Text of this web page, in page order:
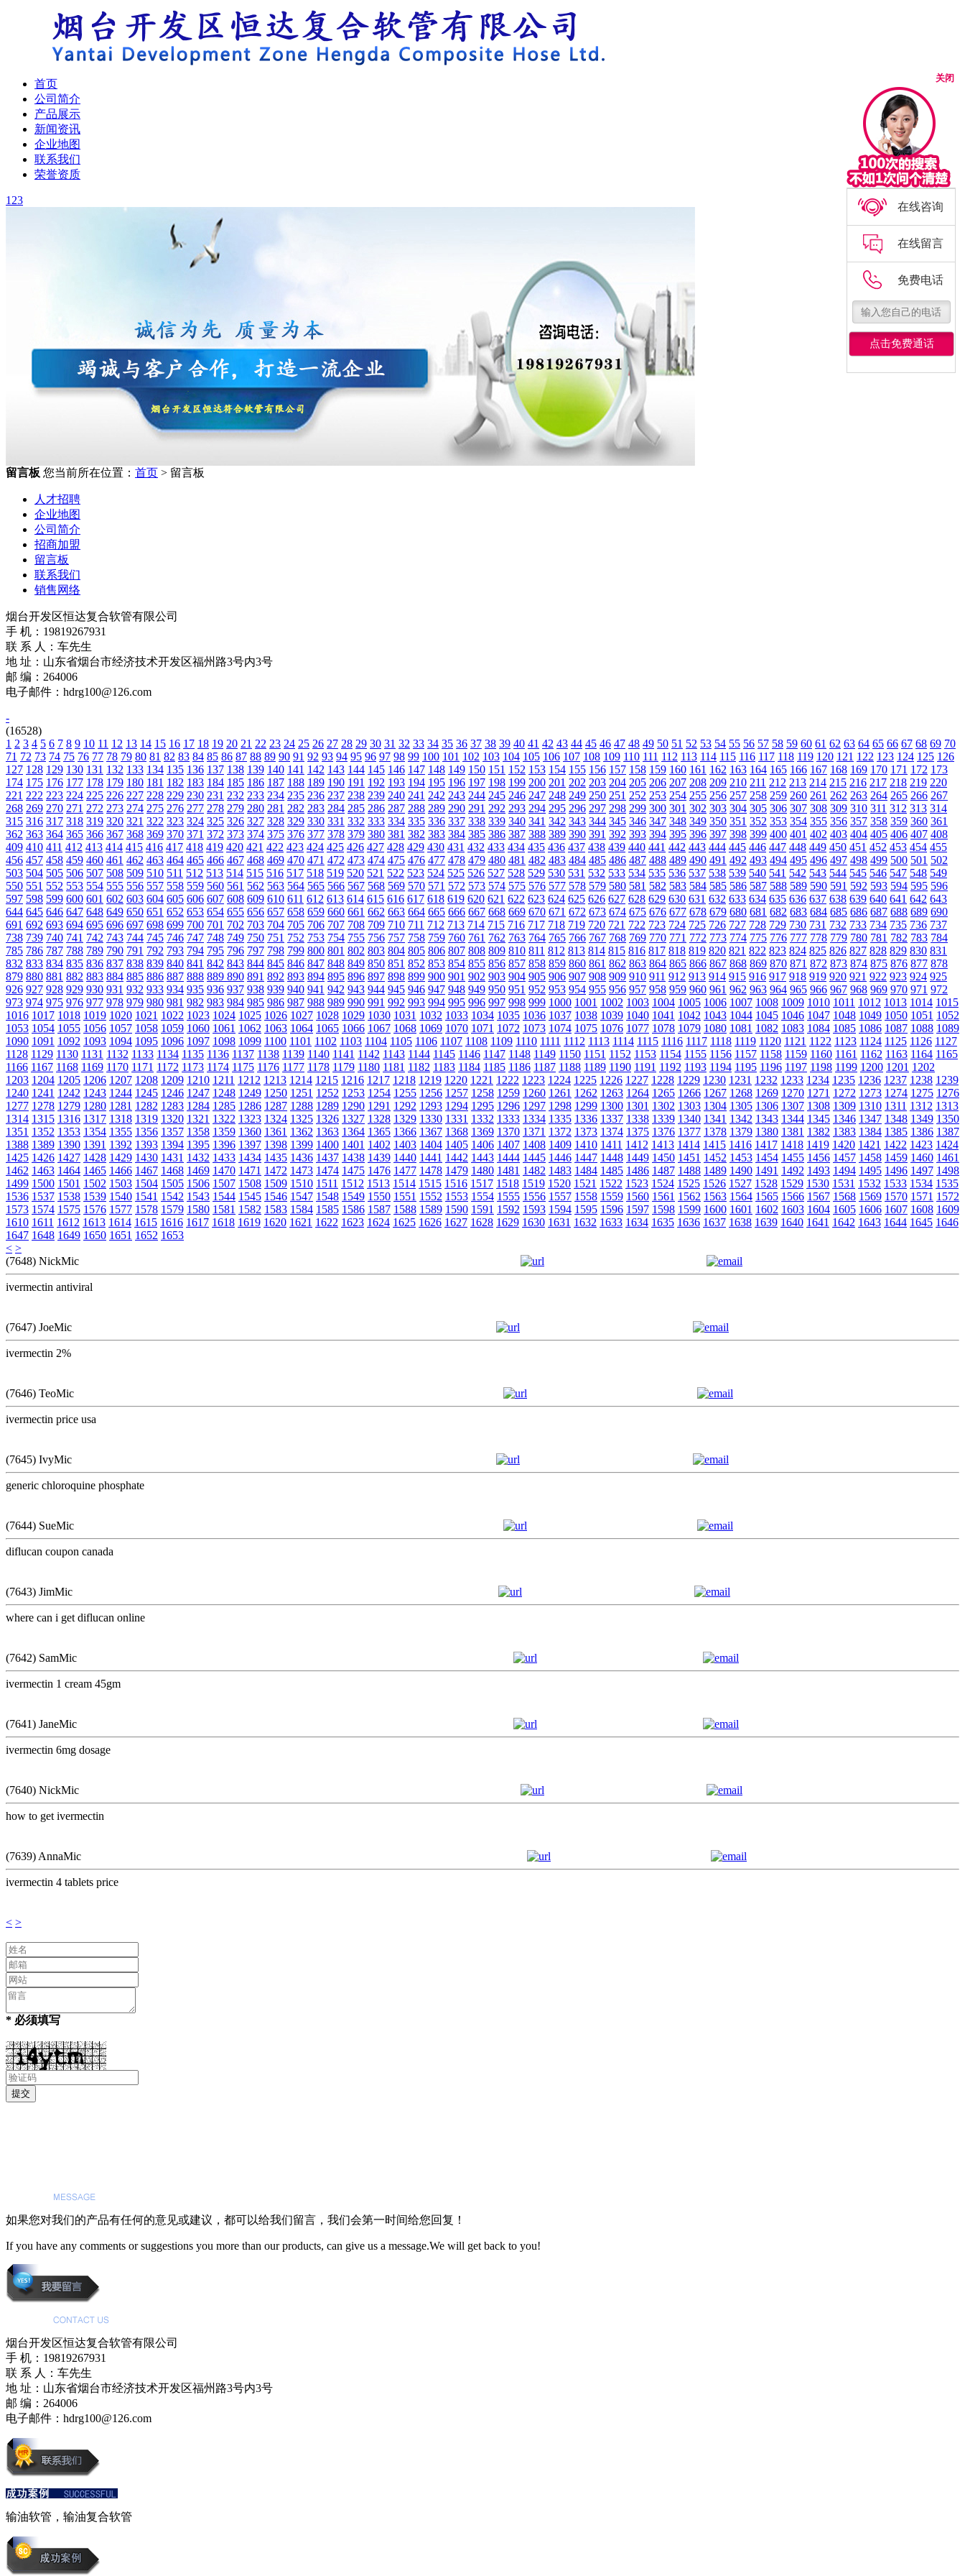
首页
公司简介
产品展示
新闻资讯
企业地图
联系我们
荣誉资质
1 23
留言板 您当前所在位置： 首页 > 留言板
人才招聘
企业地图
公司简介
招商加盟
留言板
联系我们
销售网络
烟台开发区恒达复合软管有限公司
手 机：19819267931
联 系 人：车先生
地 址：山东省烟台市经济技术开发区福州路3号内3号
邮 编：264006
电子邮件：hdrg100@126.com
-
(16528)
1 2 3 4 5 6 7 8 9 10 11 12 13 14 15 16 17 18 19 20 21 22 23 24 25 26 27 28 29 30 31 32 33 34 35 36 37 38 39 40 41 42 43 44 45 46 47 48 49 50 51 52 53 54 55 56 57 58 59 60 61 62 63 64 65 66 67 68 69 70
71 72 73 74 75 76 77 78 79 80 81 82 83 84 85 86 87 88 89 90 91 92 93 94 95 96 97 98 99 100 101 102 103 104 105 106 107 108 109 110 111 112 113 114 115 116 117 118 119 120 121 122 123 124 125 126
127 128 129 130 131 132 133 134 135 136 137 138 139 140 141 142 143 144 145 146 147 148 149 150 151 152 153 154 155 156 157 158 159 160 161 162 163 164 165 166 167 168 169 170 171 172 173
174 175 176 177 178 179 180 181 182 183 184 185 186 187 188 189 190 191 192 193 194 195 196 197 198 199 200 201 202 203 204 205 206 207 208 209 210 211 212 213 214 215 216 217 218 219 220
221 222 223 224 225 226 227 228 229 230 231 232 233 234 235 236 237 238 239 240 241 242 243 244 245 246 247 248 249 250 251 252 253 254 255 256 257 258 259 260 261 262 263 264 265 266 267
268 269 270 271 272 273 274 275 276 277 278 279 280 281 282 283 284 285 286 287 288 289 290 291 292 293 294 295 296 297 298 299 300 301 302 303 304 305 306 307 308 309 310 311 312 313 314
315 316 317 318 319 320 321 322 323 324 325 326 327 328 329 330 331 332 333 334 335 336 337 338 339 340 341 342 343 344 345 346 347 348 349 350 351 352 353 354 355 356 357 358 359 360 361
362 363 364 365 366 367 368 369 370 371 372 373 374 375 376 377 378 379 380 381 382 383 384 385 386 387 388 389 390 391 392 393 394 395 396 397 398 399 400 401 402 403 404 405 406 407 408
409 410 411 412 413 414 415 416 417 418 419 420 421 422 423 424 425 426 427 428 429 430 431 432 433 434 435 436 437 438 439 440 441 442 443 444 445 446 447 448 449 450 451 452 453 454 455
456 457 458 459 460 461 462 463 464 465 466 467 468 469 470 471 472 473 474 475 476 477 478 479 480 481 482 483 484 485 486 487 488 489 490 491 492 493 494 495 496 497 498 499 500 501 502
503 504 505 506 507 508 509 510 511 512 513 514 515 516 517 518 519 520 521 522 523 524 525 526 527 528 529 530 531 532 533 534 535 536 537 538 539 540 541 542 543 544 545 546 547 548 549
550 551 552 553 554 555 556 557 558 559 560 561 562 563 564 565 566 567 568 569 570 571 572 573 574 575 576 577 578 579 580 581 582 583 584 585 586 587 588 589 590 591 592 593 594 595 596
597 598 599 600 601 602 603 604 605 606 607 608 609 610 611 612 613 614 615 616 617 618 619 620 621 622 623 624 625 626 627 628 629 630 631 632 633 634 635 636 637 638 639 640 641 642 643
644 645 646 647 648 649 650 651 652 653 654 655 656 657 658 659 660 661 662 663 664 665 666 667 668 669 670 671 672 673 674 675 676 677 678 679 680 681 682 683 684 685 686 687 688 689 690
691 692 693 694 695 696 697 698 699 700 701 702 703 704 705 706 707 708 709 710 711 712 713 714 715 716 717 718 719 720 721 722 723 724 725 726 727 728 729 730 731 732 733 734 735 736 737
738 739 740 741 742 743 744 745 746 747 748 749 750 751 752 753 754 755 756 757 758 759 760 761 762 763 764 765 766 767 768 769 770 771 772 773 774 775 776 777 778 779 780 781 782 783 784
785 786 787 788 789 790 791 792 793 794 795 796 797 798 799 800 801 802 803 804 805 806 807 808 809 810 811 812 813 814 815 816 817 818 819 820 821 822 823 824 825 826 827 828 829 830 831
832 833 834 835 836 837 838 839 840 841 842 843 844 845 846 847 848 849 850 851 852 853 854 855 856 857 858 859 860 861 862 863 864 865 866 867 868 869 870 871 872 873 874 875 876 877 878
879 880 881 882 883 884 885 886 887 888 889 890 891 892 893 894 895 896 897 898 899 900 901 902 903 904 905 906 907 908 909 910 911 912 913 914 915 916 917 918 919 920 921 922 923 924 925
926 927 928 929 930 931 932 933 934 935 936 937 938 939 940 941 942 943 944 945 946 947 948 949 950 951 952 953 954 955 956 957 958 959 960 961 962 963 964 965 966 967 968 969 970 971 972
973 974 975 976 977 978 979 980 981 982 983 984 985 986 987 988 989 990 991 992 993 994 995 996 997 998 999 1000 1001 1002 1003 1004 1005 1006 1007 1008 1009 1010 1011 1012 1013 1014 1015
1016 1017 1018 1019 1020 1021 1022 1023 1024 1025 1026 1027 1028 1029 1030 1031 1032 1033 1034 1035 1036 1037 1038 1039 1040 1041 1042 1043 1044 1045 1046 1047 1048 1049 1050 1051 1052
1053 1054 1055 1056 1057 1058 1059 1060 1061 1062 1063 1064 1065 1066 1067 1068 1069 1070 1071 1072 1073 1074 1075 1076 1077 1078 1079 1080 1081 1082 1083 1084 1085 1086 1087 1088 1089
1090 1091 1092 1093 1094 1095 1096 1097 1098 1099 1100 1101 1102 1103 1104 1105 1106 1107 1108 1109 1110 1111 1112 1113 1114 1115 1116 1117 1118 1119 1120 1121 1122 1123 1124 1125 1126 1127
1128 1129 1130 1131 1132 1133 1134 1135 1136 1137 1138 1139 1140 1141 1142 1143 1144 1145 1146 1147 1148 1149 1150 1151 1152 1153 1154 1155 1156 1157 1158 1159 1160 1161 1162 1163 1164 1165
1166 1167 1168 1169 1170 1171 1172 1173 1174 1175 1176 1177 1178 1179 1180 1181 1182 1183 1184 1185 1186 1187 1188 1189 1190 1191 1192 1193 1194 1195 1196 1197 1198 1199 1200 1201 1202
1203 1204 1205 1206 1207 1208 1209 1210 1211 1212 1213 1214 1215 1216 1217 1218 1219 1220 1221 1222 1223 1224 1225 1226 1227 1228 1229 1230 1231 1232 1233 1234 1235 1236 1237 1238 1239
1240 1241 1242 1243 1244 1245 1246 1247 1248 1249 1250 1251 1252 1253 1254 1255 1256 1257 1258 1259 1260 1261 1262 1263 1264 1265 1266 1267 1268 1269 1270 1271 1272 1273 1274 1275 1276
1277 1278 1279 1280 1281 1282 1283 1284 1285 1286 1287 1288 1289 1290 1291 1292 1293 1294 1295 1296 1297 1298 1299 1300 1301 1302 1303 1304 1305 1306 1307 1308 1309 1310 1311 1312 1313
1314 1315 1316 1317 1318 1319 1320 1321 1322 1323 1324 1325 1326 1327 1328 1329 1330 1331 1332 1333 1334 1335 1336 1337 1338 1339 1340 1341 1342 1343 1344 1345 1346 1347 1348 1349 1350
1351 1352 1353 1354 1355 1356 1357 1358 1359 1360 1361 1362 1363 1364 1365 1366 1367 1368 1369 1370 1371 1372 1373 1374 1375 1376 1377 1378 1379 1380 1381 1382 1383 1384 1385 1386 1387
1388 1389 1390 1391 1392 1393 1394 1395 1396 1397 1398 1399 1400 1401 1402 1403 1404 1405 1406 1407 1408 1409 1410 1411 1412 1413 1414 1415 1416 1417 1418 1419 1420 1421 1422 1423 1424
1425 1426 1427 1428 1429 1430 1431 1432 1433 1434 1435 1436 1437 1438 1439 1440 1441 1442 1443 1444 1445 1446 1447 1448 1449 1450 1451 1452 1453 1454 1455 1456 1457 1458 1459 1460 1461
1462 1463 1464 1465 1466 1467 1468 1469 1470 1471 1472 1473 1474 1475 1476 1477 1478 1479 1480 1481 1482 1483 1484 1485 1486 1487 1488 1489 1490 1491 1492 1493 1494 1495 1496 1497 1498
1499 1500 1501 1502 1503 1504 1505 1506 1507 1508 1509 1510 1511 1512 1513 1514 1515 1516 1517 1518 1519 1520 1521 1522 1523 1524 1525 1526 1527 1528 1529 1530 1531 1532 1533 1534 1535
1536 1537 1538 1539 1540 1541 1542 1543 1544 1545 1546 1547 1548 1549 1550 1551 1552 1553 1554 1555 1556 1557 1558 1559 1560 1561 1562 1563 1564 1565 1566 1567 1568 1569 1570 1571 1572
1573 1574 1575 1576 1577 1578 1579 1580 1581 1582 1583 1584 1585 1586 1587 1588 1589 1590 1591 1592 1593 1594 1595 1596 1597 1598 1599 1600 1601 1602 1603 1604 1605 1606 1607 1608 1609
1610 1611 1612 1613 1614 1615 1616 1617 1618 1619 1620 1621 1622 1623 1624 1625 1626 1627 1628 1629 1630 1631 1632 1633 1634 1635 1636 1637 1638 1639 1640 1641 1642 1643 1644 1645 1646
1647 1648 1649 1650 1651 1652 1653
< >
(7648) NickMic
ivermectin antiviral
(7647) JoeMic
ivermectin 2%
(7646) TeoMic
ivermectin price usa
(7645) IvyMic
generic chloroquine phosphate
(7644) SueMic
diflucan coupon canada
(7643) JimMic
where can i get diflucan online
(7642) SamMic
ivermectin 1 cream 45gm
(7641) JaneMic
ivermectin 6mg dosage
(7640) NickMic
how to get ivermectin
(7639) AnnaMic
ivermectin 4 tablets price
< >
* 必须填写
如果您对我们的产品有任何的意见或建议，都可以给我们留言，我们会第一时间给您回复！
If you have any comments or suggestions you more than our products, can give us a message.We will get back to you!
烟台开发区恒达复合软管有限公司
手 机：19819267931
联 系 人：车先生
地 址：山东省烟台市经济技术开发区福州路3号内3号
邮 编：264006
电子邮件：hdrg100@126.com
输油软管，输油复合软管